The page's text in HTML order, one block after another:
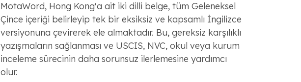
MotaWord, Hong Kong'a ait iki dilli belge, tüm Geleneksel
Çince içeriği belirleyip tek bir eksiksiz ve kapsamlı İngilizce
versiyonuna çevirerek ele almaktadır. Bu, gereksiz karşılıklı
yazışmaların sağlanması ve USCIS, NVC, okul veya kurum
inceleme sürecinin daha sorunsuz ilerlemesine yardımcı
olur.